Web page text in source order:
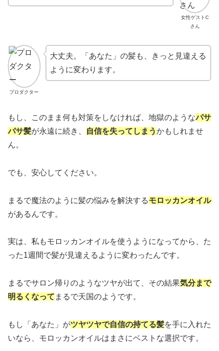
女性ゲストC
さん
プロダクター
大丈夫。「あなた」の髪も、きっと見違える
ように変わります。
もし、このまま何も対策をしなければ、地獄のようなパサ
パサ髪が永遠に続き、 自信を失ってしまうかもしれませ
ん。
でも、安心してください。
まるで魔法のように髪の悩みを解決するモロッカンオイル
があるんです。
実は、私もモロッカンオイルを使うようになってから、た
った1週間で髪が見違えるように変わったんです。
まるでサロン帰りのようなツヤが出て、その結果気分まで
明るくなって まるで天国のようです。
もし「あなた」がツヤツヤで自信の持てる髪を手に入れた
いなら、モロッカンオイルはまさにベストな選択です。